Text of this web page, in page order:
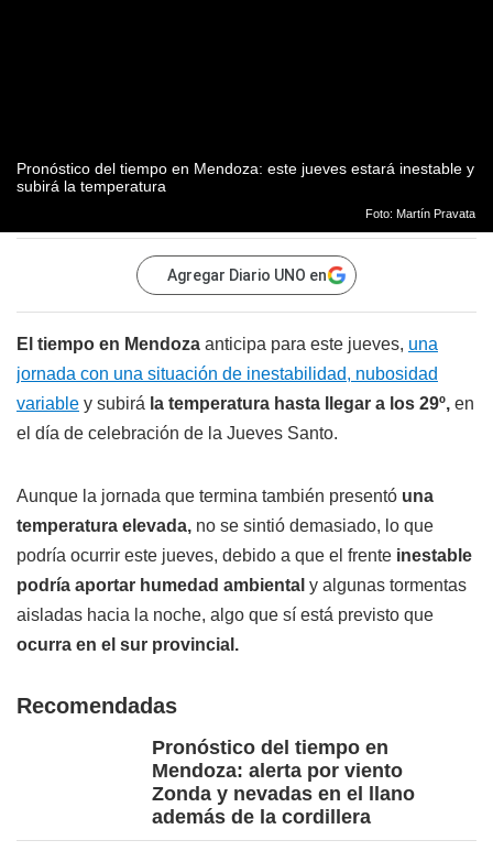
Pronóstico del tiempo en Mendoza: este jueves estará inestable y
subirá la temperatura
Foto: Martín Pravata
Agregar Diario UNO en
El tiempo en Mendoza anticipa para este jueves, una
jornada con una situación de inestabilidad, nubosidad
variable y subirá la temperatura hasta llegar a los 29º, en
el día de celebración de la Jueves Santo.
Aunque la jornada que termina también presentó una
temperatura elevada, no se sintió demasiado, lo que
podría ocurrir este jueves, debido a que el frente inestable
podría aportar humedad ambiental y algunas tormentas
aisladas hacia la noche, algo que sí está previsto que
ocurra en el sur provincial.
Recomendadas
Pronóstico del tiempo en
Mendoza: alerta por viento
Zonda y nevadas en el llano
además de la cordillera